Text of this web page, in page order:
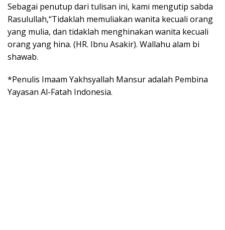
Sebagai penutup dari tulisan ini, kami mengutip sabda
Rasulullah,“Tidaklah memuliakan wanita kecuali orang
yang mulia, dan tidaklah menghinakan wanita kecuali
orang yang hina. (HR. Ibnu Asakir). Wallahu alam bi
shawab.
*Penulis Imaam Yakhsyallah Mansur adalah Pembina
Yayasan Al-Fatah Indonesia.